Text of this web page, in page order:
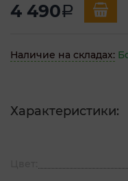
4 490a
Наличие на складах:
Характеристики: